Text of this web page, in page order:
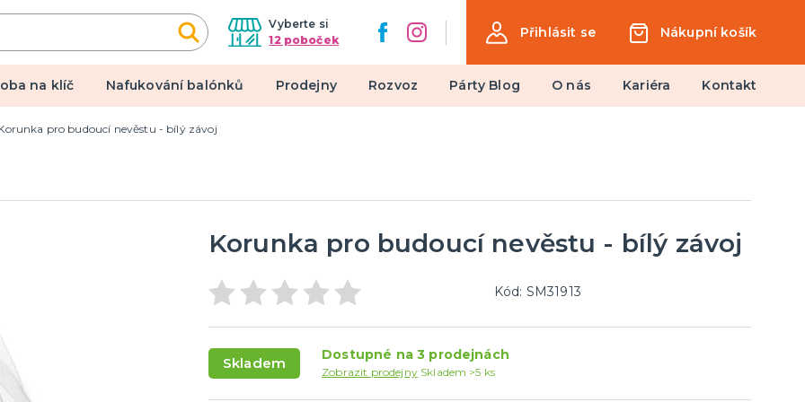
Vyberte si
12 poboček
Přihlásit se Nákupní košík
na klíč Nafukování balónků Prodejny Rozvoz Párty Blog O nás Kariéra Kontakt
a hororová párty
líčidla a efekty
kontaktní čočky
pro budoucí nevěstu - bílý závoj
Korunka pro budoucí nevěstu - bílý závoj
Kód: SM31913
Skladem Dostupné na 3 prodejnách
Zobrazit prodejny Skladem >5 ks